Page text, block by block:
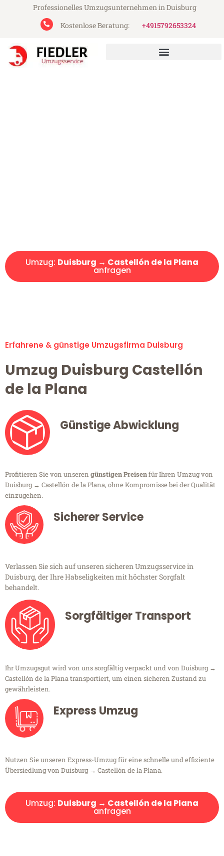
Professionelles Umzugsunternehmen in Duisburg
Kostenlose Beratung:
+4915792653324
Umzug: Duisburg → Castellón de la Plana
anfragen
Erfahrene & günstige Umzugsfirma Duisburg
Umzug Duisburg Castellón
de la Plana
Günstige Abwicklung
Profitieren Sie von unseren günstigen Preisenfür Ihren Umzug von
Duisburg → Castellón de la Plana, ohne Kompromisse bei der Qualität
einzugehen.
Sicherer Service
Verlassen Sie sich auf unseren sicheren Umzugsservice in
Duisburg, der Ihre Habseligkeiten mit höchster Sorgfalt
behandelt.
Sorgfältiger Transport
Ihr Umzugsgut wird von uns sorgfältig verpackt und von Duisburg →
Castellón de la Plana transportiert, um einen sicheren Zustand zu
gewährleisten.
Express Umzug
Nutzen Sie unseren Express-Umzug für eine schnelle und effiziente
Übersiedlung von Duisburg → Castellón de la Plana.
Umzug: Duisburg → Castellón de la Plana
anfragen